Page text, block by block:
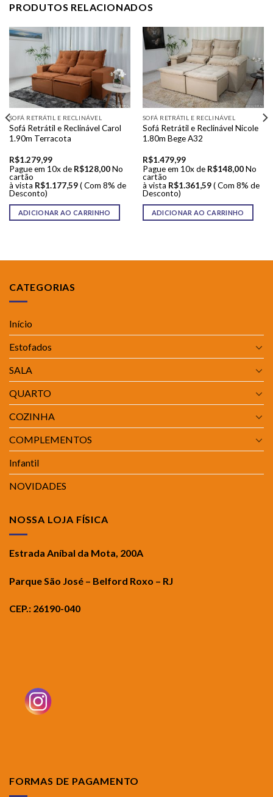
PRODUTOS RELACIONADOS
SOFÁ RETRÁTIL E RECLINÁVEL
Sofá Retrátil e Reclinável Carol
1.90m Terracota
R$1.279,99
Pague em 10x de R$128,00 No
cartão
à vista R$1.177,59 ( Com 8% de
Desconto)
ADICIONAR AO CARRINHO
SOFÁ RETRÁTIL E RECLINÁVEL
Sofá Retrátil e Reclinável Nicole
1.80m Bege A32
R$1.479,99
Pague em 10x de R$148,00 No
cartão
à vista R$1.361,59 ( Com 8% de
Desconto)
ADICIONAR AO CARRINHO
CATEGORIAS
Início
Estofados
SALA
QUARTO
COZINHA
COMPLEMENTOS
Infantil
NOVIDADES
NOSSA LOJA FÍSICA
Estrada Aníbal da Mota, 200A
Parque São José – Belford Roxo – RJ
CEP.: 26190-040
FORMAS DE PAGAMENTO